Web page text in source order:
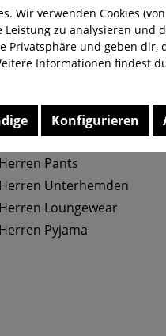
Kostenloser Versand ab 29,-
Top Kategorien
Slips
Herren Pants
Herren Unterhemden
Herren Loungewear
Herren Pyjama
Wir verwenden Cookies
zu analysieren und
Privatsphäre und geben dir,
Informationen findest
Konfigurieren